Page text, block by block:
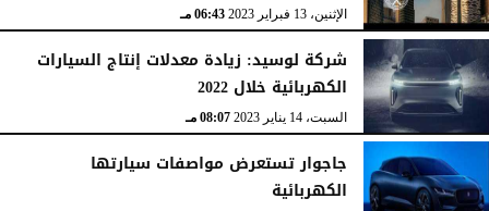
الإثنين، 13 فبراير 2023 06:43 مـ
شركة لوسيد: زيادة معدلات إنتاج السيارات
الكهربائية خلال 2022
السبت، 14 يناير 2023 08:07 مـ
جاجوار تستعرض مواصفات سيارتها
الكهربائية